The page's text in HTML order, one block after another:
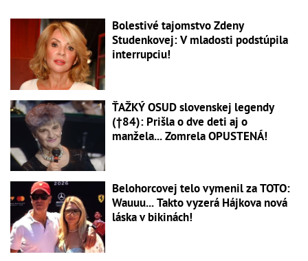
Bolestivé tajomstvo Zdeny
Studenkovej: V mladosti podstúpila
interrupciu!
ŤAŽKÝ OSUD slovenskej legendy
(†84): Prišla o dve deti aj o
manžela... Zomrela OPUSTENÁ!
Belohorcovej telo vymenil za TOTO:
Wauuu... Takto vyzerá Hájkova nová
láska v bikinách!